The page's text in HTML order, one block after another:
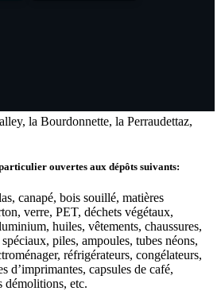
la Bourdonnette, la Perraudettaz,
ouvertes aux dépôts suivants:
canapé, bois souillé, matières
verre, PET, déchets végétaux,
huiles, vêtements, chaussures,
piles, ampoules, tubes néons,
réfrigérateurs, congélateurs,
d’imprimantes, capsules de café,
démolitions, etc.